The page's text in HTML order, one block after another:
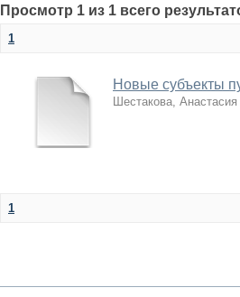
Просмотр 1 из 1 всего
1
Новые субъекты
Шестакова,
1